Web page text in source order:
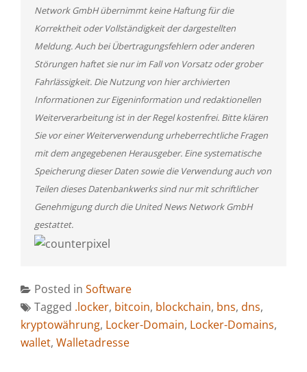
Network GmbH übernimmt keine Haftung für die
Korrektheit oder Vollständigkeit der dargestellten
Meldung. Auch bei Übertragungsfehlern oder anderen
Störungen haftet sie nur im Fall von Vorsatz oder grober
Fahrlässigkeit. Die Nutzung von hier archivierten
Informationen zur Eigeninformation und redaktionellen
Weiterverarbeitung ist in der Regel kostenfrei. Bitte klären
Sie vor einer Weiterverwendung urheberrechtliche Fragen
mit dem angegebenen Herausgeber. Eine systematische
Speicherung dieser Daten sowie die Verwendung auch von
Teilen dieses Datenbankwerks sind nur mit schriftlicher
Genehmigung durch die United News Network GmbH
gestattet.
Posted in Software
Tagged .locker, bitcoin, blockchain, bns, dns,
kryptowährung, Locker-Domain, Locker-Domains,
wallet, Walletadresse